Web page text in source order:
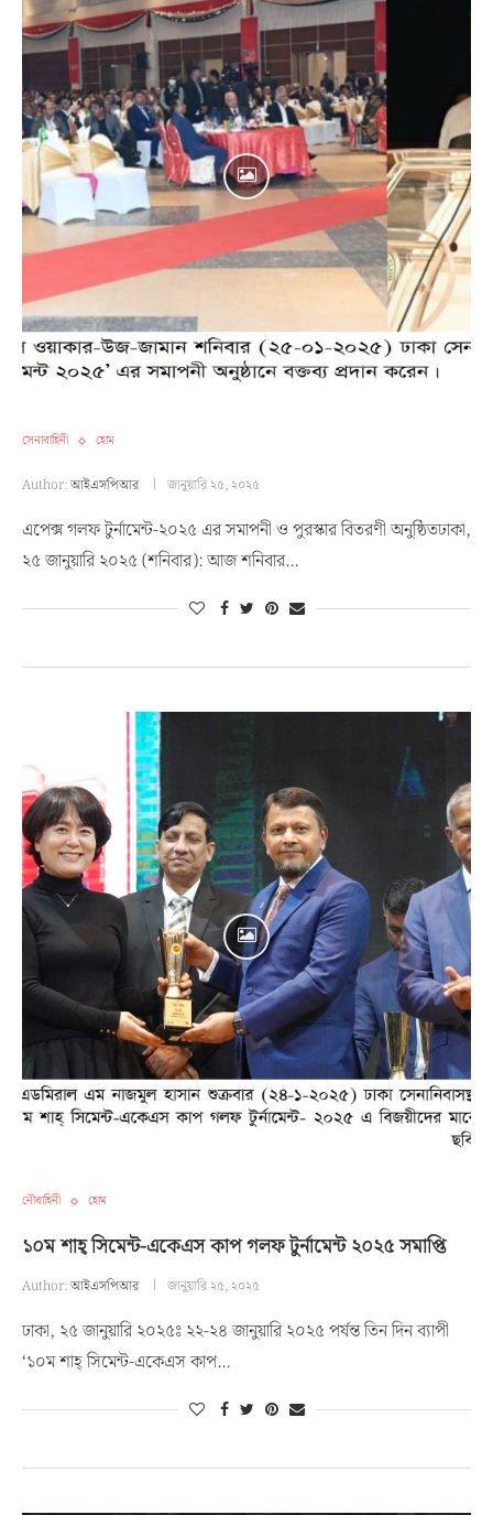
সেনাবাহিনী হোম
Author:আইএসপিআর জানুয়ারি ২৫, ২০২৫
এপেক্স গলফ টুর্নামেন্ট-২০২৫ এর সমাপনী ও পুরস্কার বিতরণী অনুষ্ঠিতঢাকা,
২৫ জানুয়ারি ২০২৫ (শনিবার): আজ শনিবার…
নৌবাহিনী হোম
১০ম শাহ্ সিমেন্ট-একেএস কাপ গলফ টুর্নামেন্ট ২০২৫ সমাপ্তি
Author:আইএসপিআর জানুয়ারি ২৫, ২০২৫
ঢাকা, ২৫ জানুয়ারি ২০২৫ঃ ২২-২৪ জানুয়ারি ২০২৫ পর্যন্ত তিন দিন ব্যাপী
‘১০ম শাহ্ সিমেন্ট-একেএস কাপ…